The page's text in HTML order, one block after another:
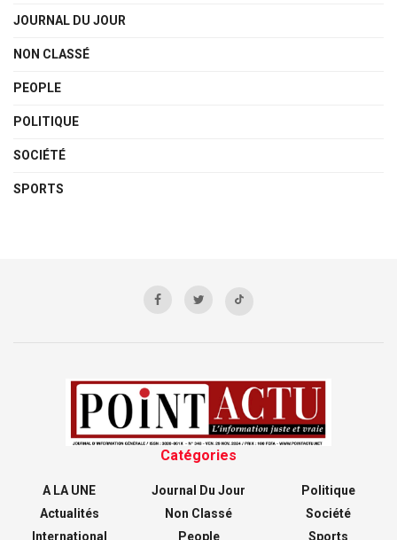
JOURNAL DU JOUR
NON CLASSÉ
PEOPLE
POLITIQUE
SOCIÉTÉ
SPORTS
Catégories
A LA UNE
Actualités
International
Journal Du Jour
Non Classé
People
Politique
Société
Sports